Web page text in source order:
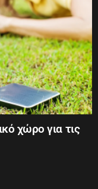
χώρο για τις